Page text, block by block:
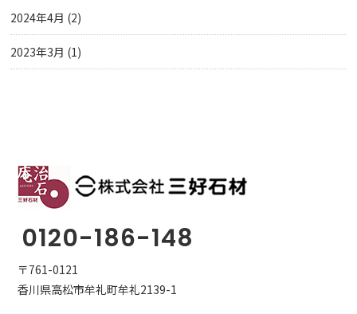
2024年4月 (2)
2023年3月 (1)
0120-186-148
〒761-0121
香川県高松市牟礼町牟礼2139-1